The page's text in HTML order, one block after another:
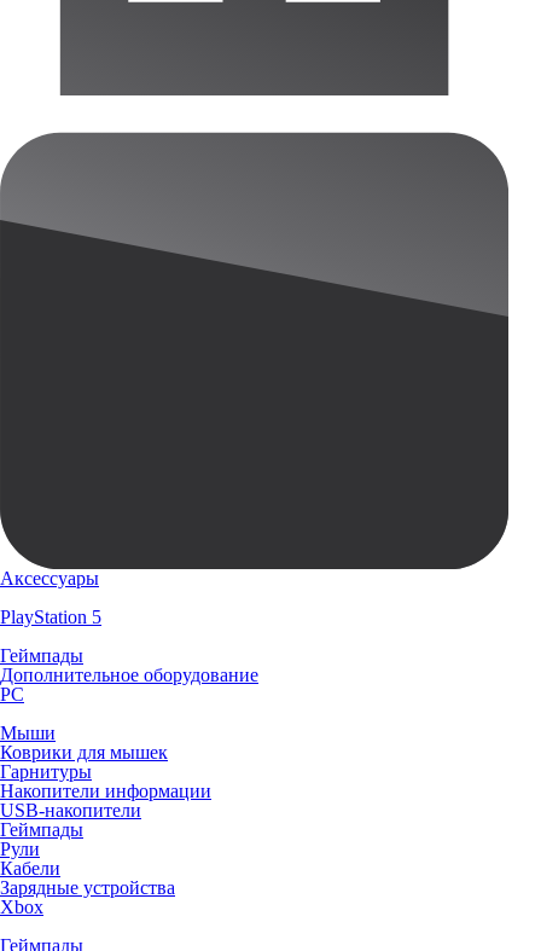
Аксессуары
PlayStation 5
Геймпады
Дополнительное оборудование
PC
Мыши
Коврики для мышек
Гарнитуры
Накопители информации
USB-накопители
Геймпады
Рули
Кабели
Зарядные устройства
Xbox
Геймпады